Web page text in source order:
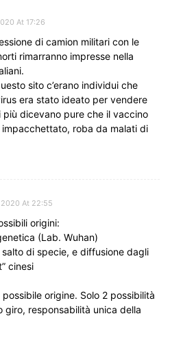
At 17:26
di camion militari con le
rimarranno impresse nella
sito c’erano individui che
era stato ideato per vendere
più dicevano pure che il vaccino
roba da malati di
At 22:55
origini:
(Lab. Wuhan)
di specie, e diffusione dagli
cinesi
origine. Solo 2 possibilità
giro, responsabilità unica della